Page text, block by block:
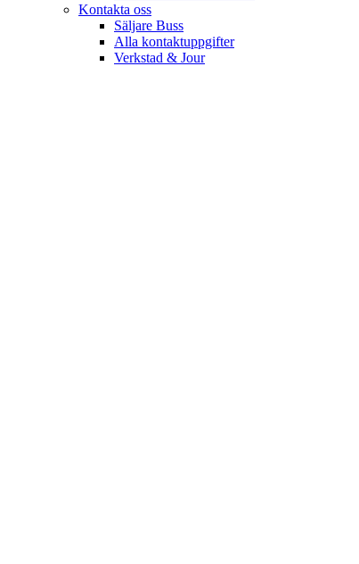
Kontakta oss
Säljare Buss
Alla kontaktuppgifter
Verkstad & Jour